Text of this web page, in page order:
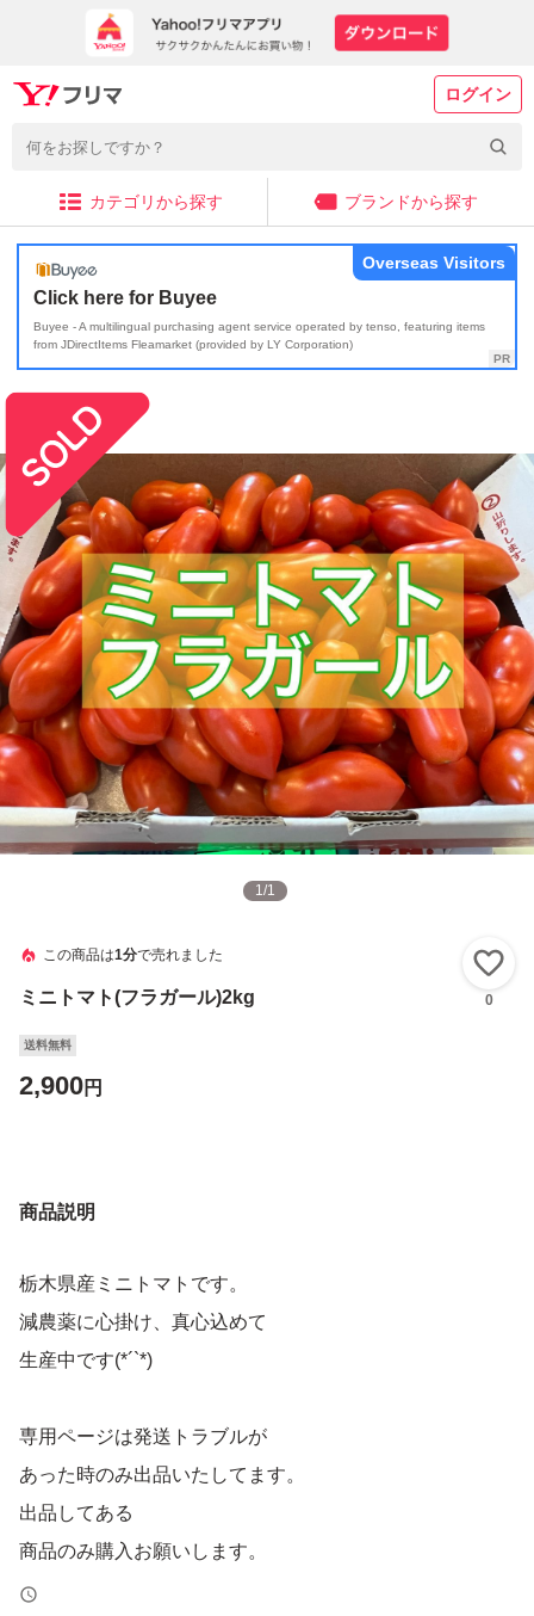
ログイン
カテゴリから探す ブランドから探す
Click here for Buyee
Buyee - A multilingual purchasing agent service operated by tenso, featuring items
from JDirectItems Fleamarket (provided by LY Corporation)
Overseas Visitors
1/1
この商品は1分で売れました
ミニトマト(フラガール)2kg 0
送料無料
2,900円
商品説明
栃木県産ミニトマトです。
減農薬に心掛け、真心込めて
生産中です(*´`*)
専用ページは発送トラブルが
あった時のみ出品いたしてます。
出品してある
商品のみ購入お願いします。
売り切れの場合は次の出品を